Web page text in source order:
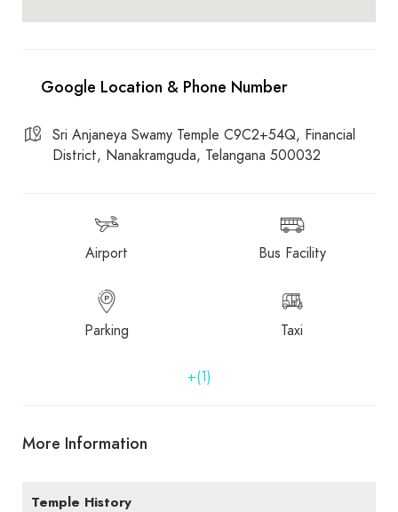
Sri Anjaneya Swamy Temple C9C2+54Q, Financial
District, Nanakramguda, Telangana 500032
Airport Bus Facility
Parking Taxi
+(1)
More Information
Temple History